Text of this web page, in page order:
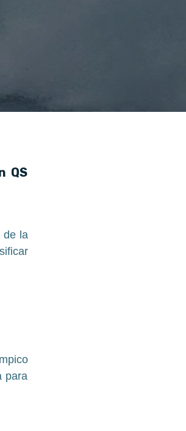
QS
de la
para